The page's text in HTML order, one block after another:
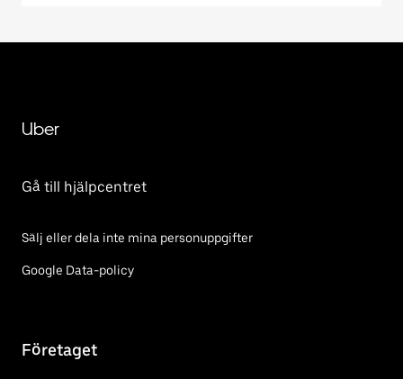
Uber
Gå till hjälpcentret
Sälj eller dela inte mina personuppgifter
Google Data-policy
Företaget